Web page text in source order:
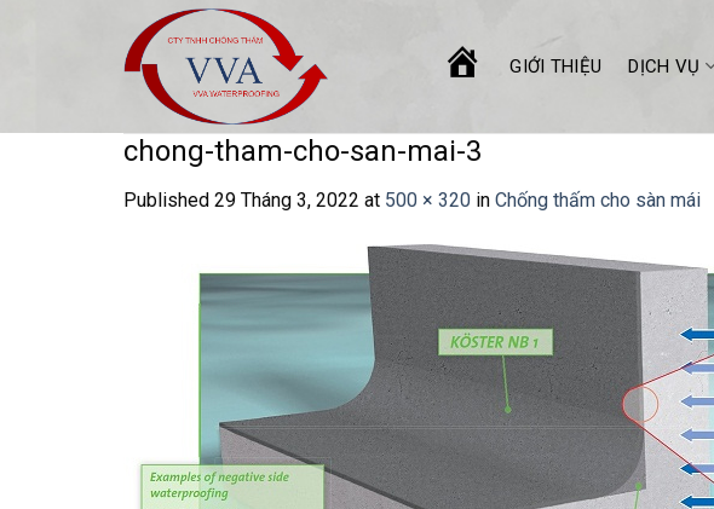
TRANG GIỚI THIỆU DỊCH VỤ
chong-tham-cho-san-mai-3
Published 29 Tháng 3, 2022 at 500 × 320 in Chống thấm cho sàn mái